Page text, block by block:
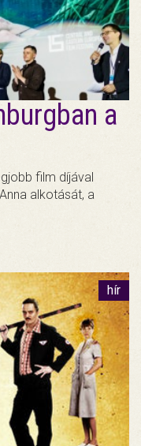
a
film díjával
alkotását, a
hír